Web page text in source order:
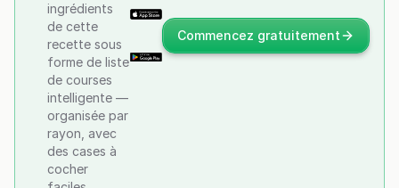
ingrédients
de cette
recette sous
forme de liste
de courses
intelligente —
organisée par
rayon, avec
des cases à
cocher
Commencez gratuitement